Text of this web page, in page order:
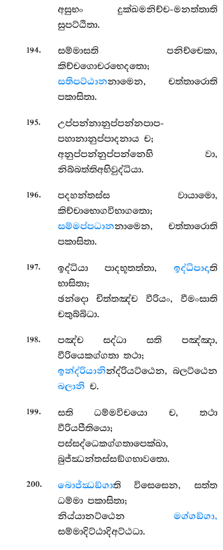
අසුභං දුක්ඛමනිච්ච-මනත්තාති
සුපට්ඨිතා.
194.
සම්මාසති පනිච්චෙකා,
කිච්චගොචරභෙදතො;
සතිපට්ඨානනාමෙන, චත්තාරොති
පකාසිතා.
195.
උප්පන්නානුප්පන්නපාප-
පහානානුප්පාදනාය ච;
අනුප්පන්නුප්පන්නෙහි වා,
නිබ්බත්තිඅභිවුද්ධියා.
196. පදහන්තස්ස වායාමො,
කිච්චාභොගවිභාගතො;
සම්මප්පධානනාමෙන, චත්තාරොති
පකාසිතා.
197. ඉද්ධියා පාදභූතත්තා, ඉද්ධිපාදාති
භාසිතා;
ඡන්දො චිත්තඤ්ච වීරියං, වීමංසාති
චතුබ්බිධා.
198.
පඤ්ච සද්ධා සති පඤ්ඤා,
වීරියෙකග්ගතා තථා;
ඉන්ද්රියානින්ද්රියට්ඨෙන, බලට්ඨෙන
බලානි ච.
199.
සති ධම්මවිචයො ච, තථා
වීරියපීතියො;
පස්සද්ධෙකග්ගතාපෙක්ඛා,
බුජ්ඣන්තස්සඞ්ගභාවතො.
200. බොජ්ඣඞ්ගාතිවිසෙසෙන, සත්ත
ධම්මා පකාසිතා;
නිය්යානට්ඨෙන මග්ගඞ්ගා,
සම්මාදිට්ඨාදිඅට්ඨධා.